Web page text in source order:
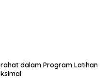
dalam Program Latihan